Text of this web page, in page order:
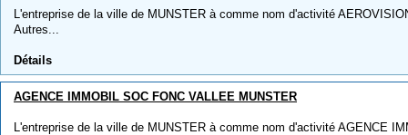
L'entreprise de la ville de MUNSTER à comme nom d'activité
Autres...
Détails
AGENCE IMMOBIL SOC FONC VALLEE MUNSTER
L'entreprise de la ville de MUNSTER à comme nom d'activité AGENCE